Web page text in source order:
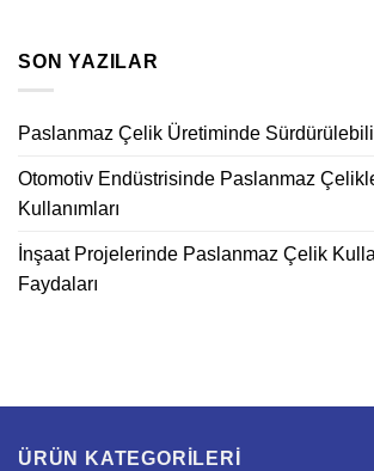
SON YAZILAR
Paslanmaz Çelik Üretiminde
Otomotiv Endüstrisinde Paslanmaz
Kullanımları
İnşaat Projelerinde Paslanmaz Çelik
Faydaları
ÜRÜN KATEGORILERI